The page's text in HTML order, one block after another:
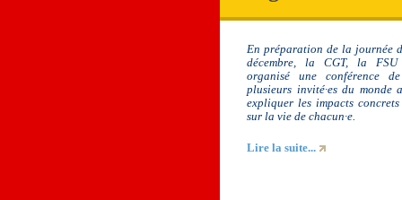
En préparation de la journée
décembre, la CGT, la
organisé une conférence
plusieurs invité·es du monde
expliquer les impacts
sur la vie de chacun·e.
Lire la suite...